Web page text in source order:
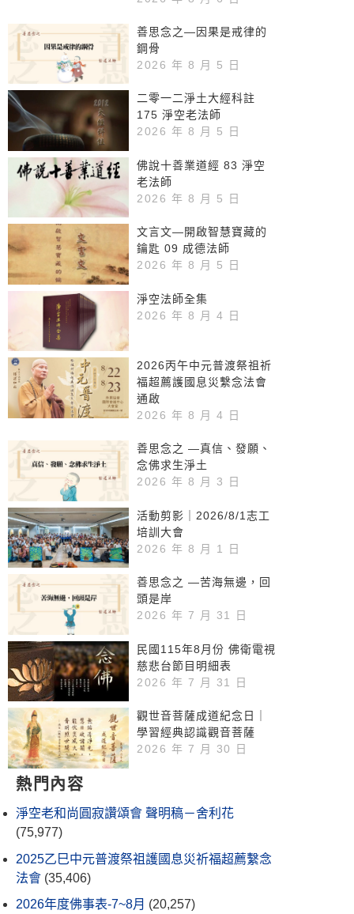
善思念之—因果是戒律的
鋼骨
2026 年 8 月 5 日
二零一二淨土大經科註
175 淨空老法師
2026 年 8 月 5 日
佛說十善業道經 83 淨空
老法師
2026 年 8 月 5 日
文言文—開啟智慧寶藏的
鑰匙 09 成德法師
2026 年 8 月 5 日
淨空法師全集
2026 年 8 月 4 日
2026丙午中元普渡祭祖祈
福超薦護國息災繫念法會
通啟
2026 年 8 月 4 日
善思念之 —真信、發願、
念佛求生淨土
2026 年 8 月 3 日
活動剪影｜2026/8/1志工
培訓大會
2026 年 8 月 1 日
善思念之 —苦海無邊，回
頭是岸
2026 年 7 月 31 日
民國115年8月份 佛衛電視
慈悲台節目明細表
2026 年 7 月 31 日
觀世音菩薩成道紀念日｜
學習經典認識觀音菩薩
2026 年 7 月 30 日
熱門內容
淨空老和尚圓寂讚頌會 聲明稿－舍利花
(75,977)
2025乙巳中元普渡祭祖護國息災祈福超薦繫念
法會 (35,406)
2026年度佛事表-7~8月 (20,257)